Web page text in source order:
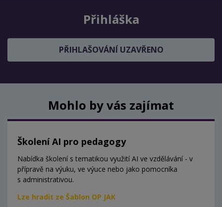
Přihláška
PŘIHLAŠOVÁNÍ UZAVŘENO
Mohlo by vás zajímat
Školení AI pro pedagogy
Nabídka školení s tematikou využití AI ve vzdělávání - v
přípravě na výuku, ve výuce nebo jako pomocníka
s administrativou.
Lze hradit ze Šablon OP JAK